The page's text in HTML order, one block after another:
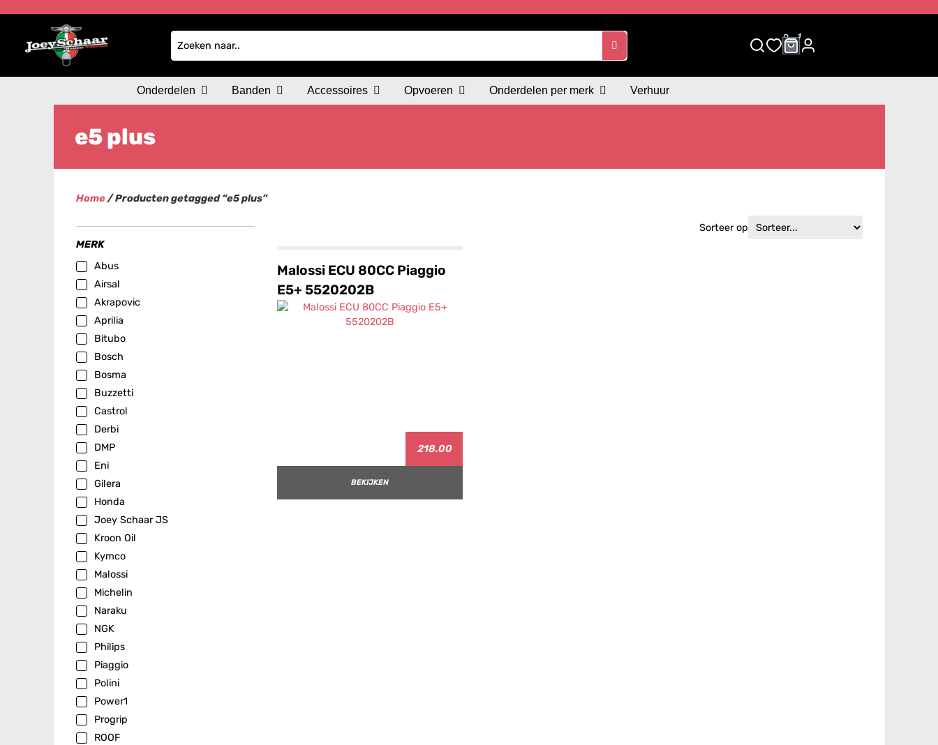
0 1
Onderdelen Banden Accessoires Opvoeren Onderdelen per merk Verhuur
e5 plus
Home/ Producten getagged “e5 plus”
MERK
Abus
Airsal
Akrapovic
Aprilia
Bitubo
Bosch
Bosma
Buzzetti
Castrol
Derbi
DMP
Eni
Gilera
Honda
Joey Schaar JS
Kroon Oil
Kymco
Malossi
Michelin
Naraku
NGK
Philips
Piaggio
Polini
Power1
Progrip
ROOF
Sorteer op
Malossi ECU 80CC Piaggio
E5+ 5520202B
218.00
BEKIJKEN